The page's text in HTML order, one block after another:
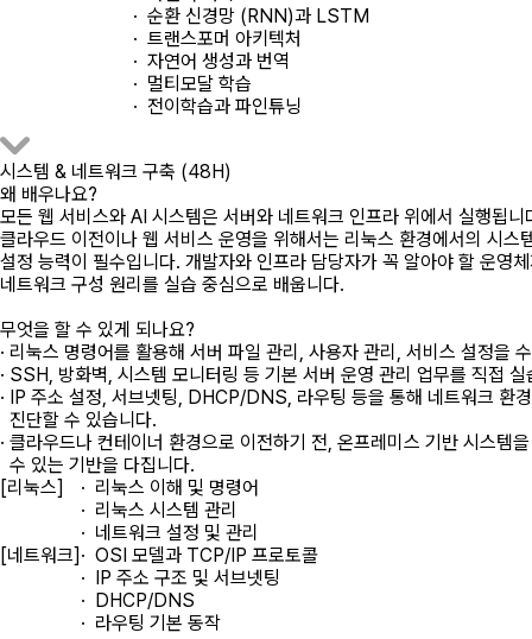
· 순환 신경망 (RNN)과 LSTM
· 트랜스포머 아키텍처
· 자연어 생성과 번역
· 멀티모달 학습
· 전이학습과 파인튜닝
시스템 & 네트워크 구축 (48H)
왜 배우나요?
모든 웹 서비스와 AI 시스템은 서버와 네트워크 인프라 위에서 실행됩니
클라우드 이전이나 웹 서비스 운영을 위해서는 리눅스 환경에서의 시스
설정 능력이 필수입니다. 개발자와 인프라 담당자가 꼭 알아야 할 운영
네트워크 구성 원리를 실습 중심으로 배웁니다.
무엇을 할 수 있게 되나요?
· 리눅스 명령어를 활용해 서버 파일 관리, 사용자 관리, 서비스 설정을
· SSH, 방화벽, 시스템 모니터링 등 기본 서버 운영 관리 업무를 직접
· IP 주소 설정, 서브넷팅, DHCP/DNS, 라우팅 등을 통해 네트워크 환
진단할 수 있습니다.
· 클라우드나 컨테이너 환경으로 이전하기 전, 온프레미스 기반 시스템
수 있는 기반을 다집니다.
[리눅스]
· 리눅스 이해 및 명령어
· 리눅스 시스템 관리
· 네트워크 설정 및 관리
[네트워크] · OSI 모델과 TCP/IP 프로토콜
· IP 주소 구조 및 서브넷팅
· DHCP/DNS
· 라우팅 기본 동작